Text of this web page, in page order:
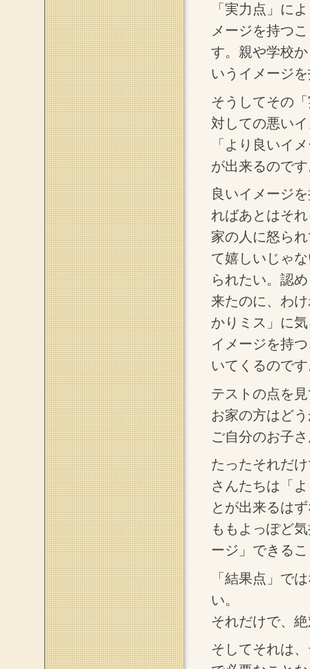
「実力点」に
メージを持つ
す。親や学校
いうイメージ
そうしてその
対しての悪い
「より良いイ
が出来るので
良いイメージ
ればあとはそ
家の人に怒ら
て嬉しいじゃ
られたい。認
来たのに、わ
かりミス」に
イメージを持
いてくるので
テストの点を
お家の方はど
ご自分のお子
たったそれだ
さんたちは「
とが出来るは
ももよっぽど
ージ」できる
「結果点」で
い。
それだけで、
そしてそれは